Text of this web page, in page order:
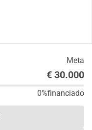
Meta
€ 30.000
0%financiado